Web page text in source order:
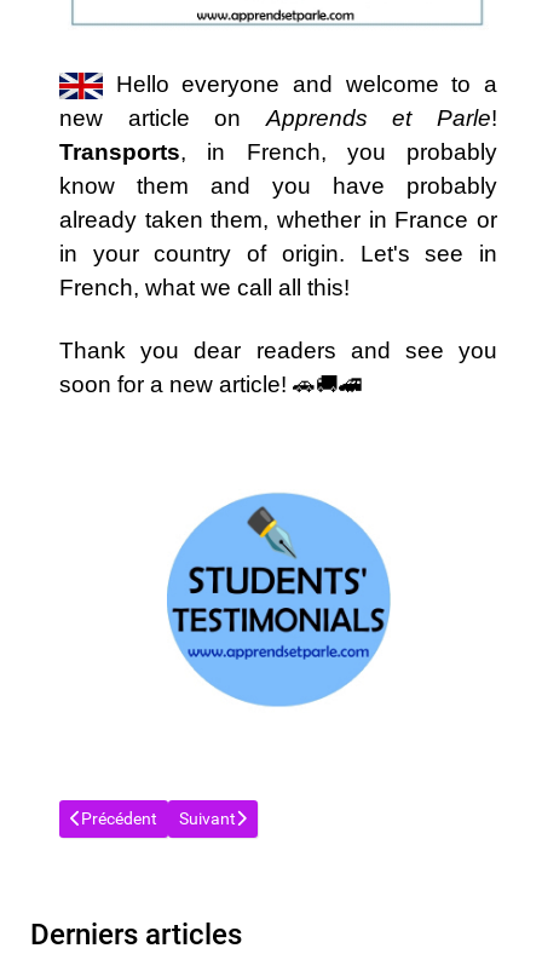
Hello everyone and welcome to a
new article onApprends et Parle!
Transports, in French, you probably
know them and you have probably
already taken them, whether in France or
in your country of origin. Let's see in
French, what we call all this!
Thank you dear readers and see you
soon for a new article! 🚗​🚚​🚄​
Article précédent : VOCABULAIRE FRANCAIS : NOËL 🎄​🎁​🎅🏻​
Précédent Article suivant : VOCABULAIRE EN FRANCAIS :
Suivant
Derniers articles